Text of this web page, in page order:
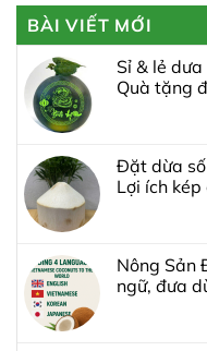
BÀI VIẾT MỚI
Sỉ & lẻ
Quà tặng
Đặt dừa số
Lợi ích
Nông Sản
ngữ, đưa